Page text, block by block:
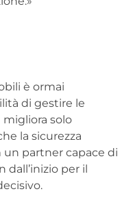
è ormai
di gestire le
solo
la sicurezza
un partner capace di
per il